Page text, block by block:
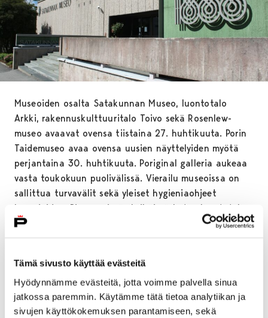
Tämä sivusto käyttää evästeitä
Hyödynnämme evästeitä, jotta voimme palvella sinua
jatkossa paremmin. Käytämme tätä tietoa analytiikan ja
sivujen käyttökokemuksen parantamiseen, sekä
Museoiden osalta Satakunnan Museo, luontotalo
Arkki, rakennuskulttuuritalo Toivo sekä Rosenlew-
museo avaavat ovensa tiistaina 27. huhtikuuta. Porin
Taidemuseo avaa ovensa uusien näyttelyiden myötä
perjantaina 30. huhtikuuta. Poriginal galleria aukeaa
vasta toukokuun puolivälissä. Vierailu museoissa on
sallittua turvavälit sekä yleiset hygieniaohjeet
huomioiden. Pienemmissä yksiköissä kuten luontotalo
Arkissa, rakennuskulttuuritalo Toivo sekä Rosenlew-
museo tullaan tarvittaessa asettamaan
museoihin yhteyttä etukäteen.
Nuorisotilat keskustan nuorisotaloa lukuun ottamatta
sekä kulttuuritalo Annis avataan maanantaina 26.